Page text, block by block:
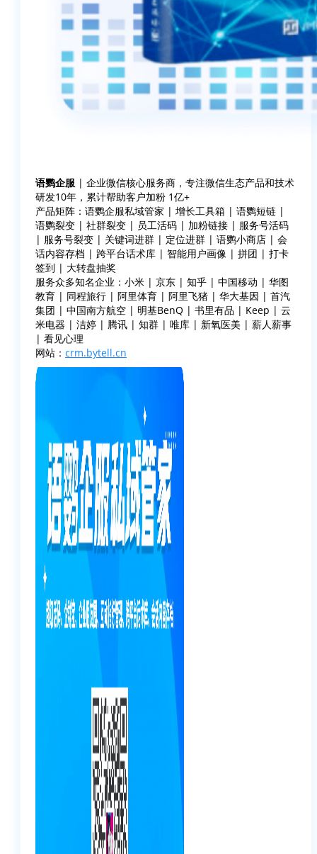
语鹦企服 | 企业微信核心服务商，专注微信生态产品和技术
研发10年，累计帮助客户加粉 1亿+
产品矩阵：语鹦企服私域管家 | 增长工具箱 | 语鹦短链 |
语鹦裂变 | 社群裂变 | 员工活码 | 加粉链接 | 服务号活码
| 服务号裂变 | 关键词进群 | 定位进群 | 语鹦小商店 | 会
话内容存档 | 跨平台话术库 | 智能用户画像 | 拼团 | 打卡
签到 | 大转盘抽奖
服务众多知名企业：小米 | 京东 | 知乎 | 中国移动 | 华图
教育 | 同程旅行 | 阿里体育 | 阿里飞猪 | 华大基因 | 首汽
集团 | 中国南方航空 | 明基BenQ | 书里有品 | Keep | 云
米电器 | 洁婷 | 腾讯 | 知群 | 唯库 | 新氧医美 | 薪人薪事
| 看见心理
网站： crm.bytell.cn